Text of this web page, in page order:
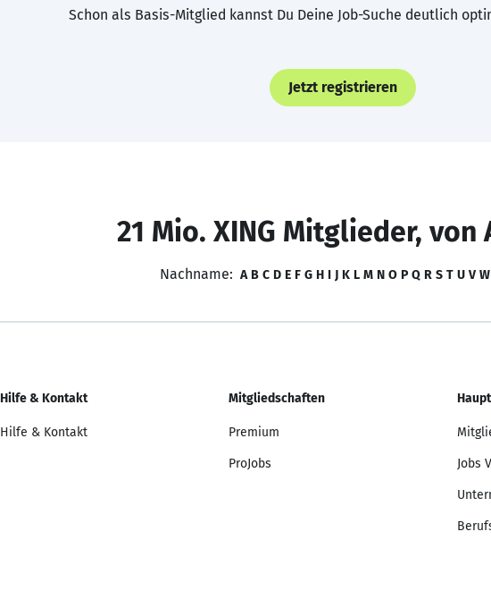
Schon als Basis-Mitglied kannst Du Deine Job-Suche deutlich
Jetzt registrieren
21 Mio. XING Mitglieder, von
Nachname: A B C D E F G H I J K L M N O P Q R S T U V W
Hilfe & Kontakt
Hilfe & Kontakt
Mitgliedschaften
Premium
ProJobs Jobs